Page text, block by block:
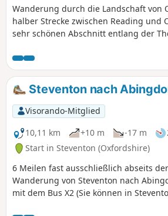
Wanderung durch die Landschaft von
halber Strecke zwischen Reading und
sehr schönen Abschnitt entlang der
Steventon nach
Visorando-Mitglied
10,11 km
+10 m -17 m
Start in Steventon (Oxfordshire)
6 Meilen fast ausschließlich abseits
Wanderung von Steventon nach
mit dem Bus X2 (Sie können in